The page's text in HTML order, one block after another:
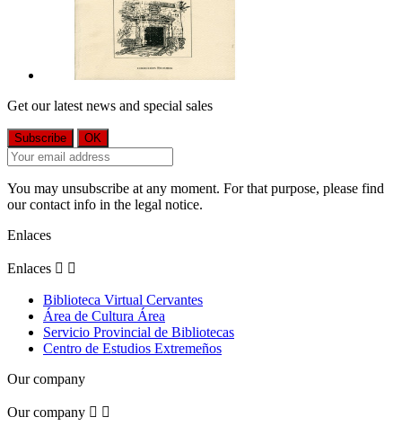
Get our latest news and special sales
You may unsubscribe at any moment. For that purpose, please find
our contact info in the legal notice.
Enlaces
Enlaces  
Biblioteca Virtual Cervantes
Área de Cultura Área
Servicio Provincial de Bibliotecas
Centro de Estudios Extremeños
Our company
Our company  